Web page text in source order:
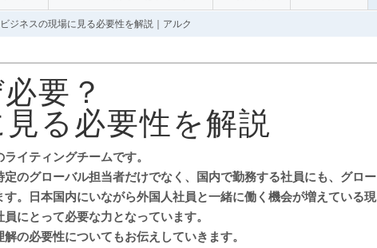
ジネスの現場に見る必要性を解説｜アルク
要？
る必要性を解説
イティングチームです。
のグローバル担当者だけでなく、国内で勤務する社員にも、グロー
。日本国内にいながら外国人社員と一緒に働く機会が増えている現
にとって必要な力となっています。
の必要性についてもお伝えしていきます。